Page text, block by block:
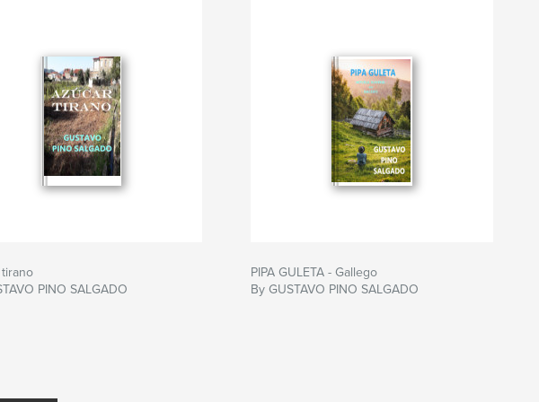
PINO SALGADO
PIPA GULETA - Gallego
By GUSTAVO PINO SALGADO